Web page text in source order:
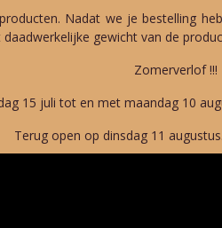
Nadat we je bestelling
gewicht van de
!!!
10
augustus.